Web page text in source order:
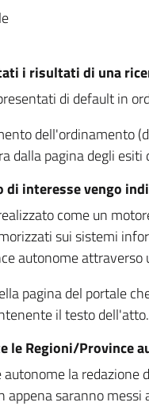
i risultati di una
di default in
dell'ordinamento
dalla pagina degli esiti
interesse vengo
come un
sui sistemi
autonome attraverso
pagina del portale
il testo dell'atto.
le Regioni/Province
la
saranno messi